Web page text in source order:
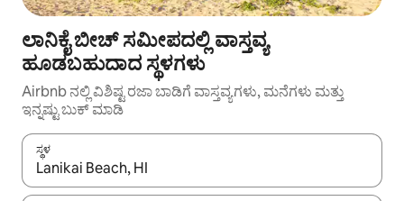
ಲಾನಿಕೈ ಬೀಚ್ ಸಮೀಪದಲ್ಲಿ ವಾಸ್ತವ್ಯ
ಹೂಡಬಹುದಾದ ಸ್ಥಳಗಳು
Airbnb ನಲ್ಲಿ ವಿಶಿಷ್ಟ ರಜಾ ಬಾಡಿಗೆ ವಾಸ್ತವ್ಯಗಳು, ಮನೆಗಳು ಮತ್ತು
ಇನ್ನಷ್ಟು ಬುಕ್ ಮಾಡಿ
ಸ್ಥಳ
ಫಲಿತಾಂಶಗಳು ಲಭ್ಯವಿರುವಾಗ, ಅಪ್ ಮತ್ತು ಡೌನ್ ಬಾಣದ ಕೀಲಿಗಳೊಂದಿಗೆ